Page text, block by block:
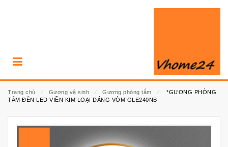
Trang chủ ⁄ Gương vệ sinh ⁄ Gương phòng tắm ⁄
*GƯƠNG PHÒNG
TẮM ĐÈN LED VIỀN KIM LOẠI DÁNG VÒM GLE240NB